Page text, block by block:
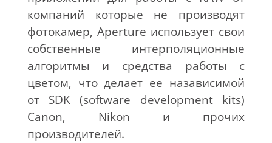
компаний которые не производят
фотокамер, Aperture использует свои
собственные интерполяционные
алгоритмы и средства работы с
цветом, что делает ее назависимой
от SDK (software development kits)
Canon, Nikon и прочих
производителей.